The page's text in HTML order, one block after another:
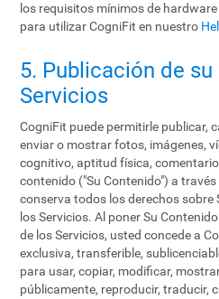
los requisitos mínimos de
para utilizar CogniFit en nuestro
5. Publicación de
Servicios
CogniFit puede permitirle publicar,
enviar o mostrar fotos, imágenes,
cognitivo, aptitud física,
contenido ("Su Contenido") a través
conserva todos los derechos sobre
los Servicios. Al poner Su
de los Servicios, usted concede a
exclusiva, transferible,
para usar, copiar, modificar,
públicamente, reproducir, traducir,